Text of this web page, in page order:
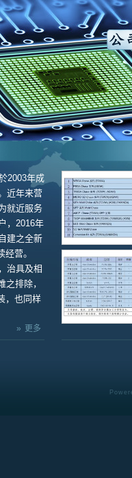
2003年成
近年来营
就近服务
，2016年
建之全新
营。
治具及相
排除，
，也同样
» 更多